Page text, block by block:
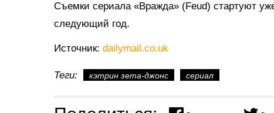
Съемки сериала «Вражда» (Feud) стартуют
следующий год.
Источник: dailymail.co.uk
Теги: кэтрин зета-джонс сериал